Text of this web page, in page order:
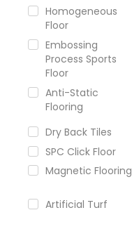
Homogeneous
Floor
Embossing
Process Sports
Floor
Anti-Static
Flooring
Dry Back Tiles
SPC Click Floor
Magnetic Flooring
Artificial Turf